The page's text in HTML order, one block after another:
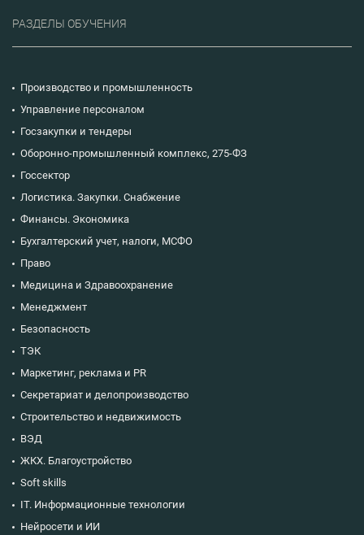
РАЗДЕЛЫ ОБУЧЕНИЯ
Производство и промышленность
Управление персоналом
Госзакупки и тендеры
Оборонно-промышленный комплекс, 275-ФЗ
Госсектор
Логистика. Закупки. Снабжение
Финансы. Экономика
Бухгалтерский учет, налоги, МСФО
Право
Медицина и Здравоохранение
Менеджмент
Безопасность
ТЭК
Маркетинг, реклама и PR
Секретариат и делопроизводство
Строительство и недвижимость
ВЭД
ЖКХ. Благоустройство
Soft skills
IT. Информационные технологии
Нейросети и ИИ